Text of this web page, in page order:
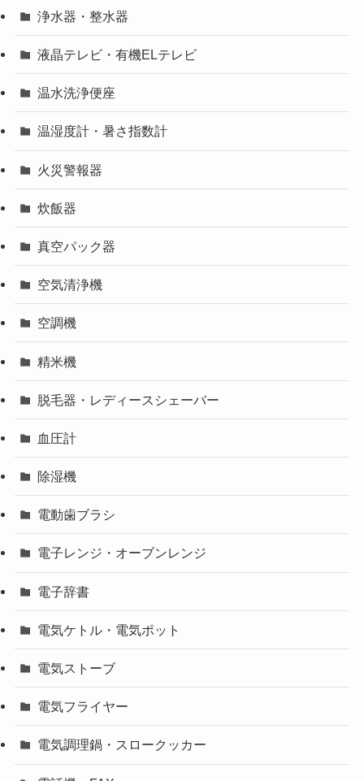
浄水器・整水器
液晶テレビ・有機ELテレビ
温水洗浄便座
温湿度計・暑さ指数計
火災警報器
炊飯器
真空パック器
空気清浄機
空調機
精米機
脱毛器・レディースシェーバー
血圧計
除湿機
電動歯ブラシ
電子レンジ・オーブンレンジ
電子辞書
電気ケトル・電気ポット
電気ストーブ
電気フライヤー
電気調理鍋・スロークッカー